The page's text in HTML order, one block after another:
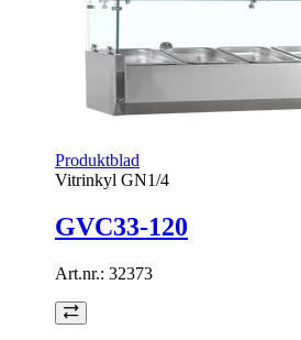
Produktblad
Vitrinkyl GN1/4
GVC33-120
Art.nr.: 32373